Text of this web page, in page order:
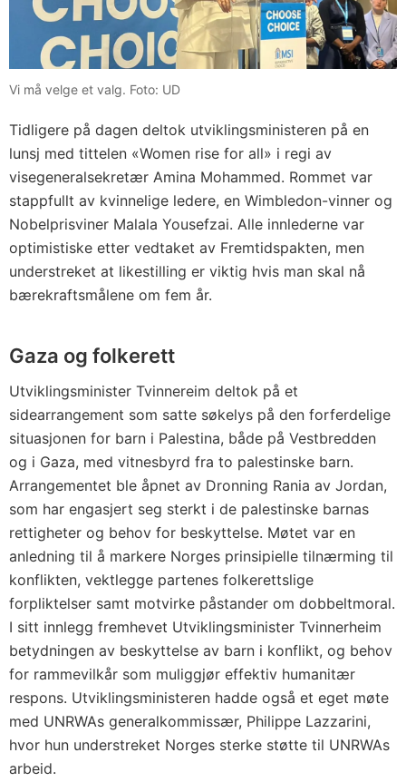
Vi må velge et valg. Foto: UD
Tidligere på dagen deltok utviklingsministeren på en
lunsj med tittelen «Women rise for all» i regi av
visegeneralsekretær Amina Mohammed. Rommet var
stappfullt av kvinnelige ledere, en Wimbledon-vinner og
Nobelprisviner Malala Yousefzai. Alle innlederne var
optimistiske etter vedtaket av Fremtidspakten, men
understreket at likestilling er viktig hvis man skal nå
bærekraftsmålene om fem år.
Gaza og folkerett
Utviklingsminister Tvinnereim deltok på et
sidearrangement som satte søkelys på den forferdelige
situasjonen for barn i Palestina, både på Vestbredden
og i Gaza, med vitnesbyrd fra to palestinske barn.
Arrangementet ble åpnet av Dronning Rania av Jordan,
som har engasjert seg sterkt i de palestinske barnas
rettigheter og behov for beskyttelse. Møtet var en
anledning til å markere Norges prinsipielle tilnærming til
konflikten, vektlegge partenes folkerettslige
forpliktelser samt motvirke påstander om dobbeltmoral.
I sitt innlegg fremhevet Utviklingsminister Tvinnerheim
betydningen av beskyttelse av barn i konflikt, og behov
for rammevilkår som muliggjør effektiv humanitær
respons. Utviklingsministeren hadde også et eget møte
med UNRWAs generalkommissær, Philippe Lazzarini,
hvor hun understreket Norges sterke støtte til UNRWAs
arbeid.